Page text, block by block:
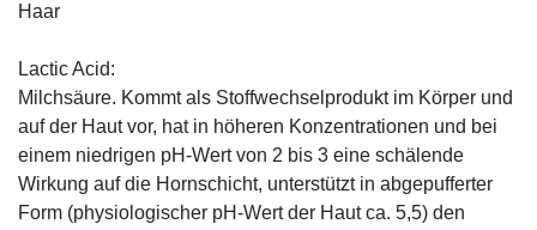
Haar
Lactic Acid:
Milchsäure. Kommt als Stoffwechselprodukt im Körper und
auf der Haut vor, hat in höheren Konzentrationen und bei
einem niedrigen pH-Wert von 2 bis 3 eine schälende
Wirkung auf die Hornschicht, unterstützt in abgepufferter
Form (physiologischer pH-Wert der Haut ca. 5,5) den